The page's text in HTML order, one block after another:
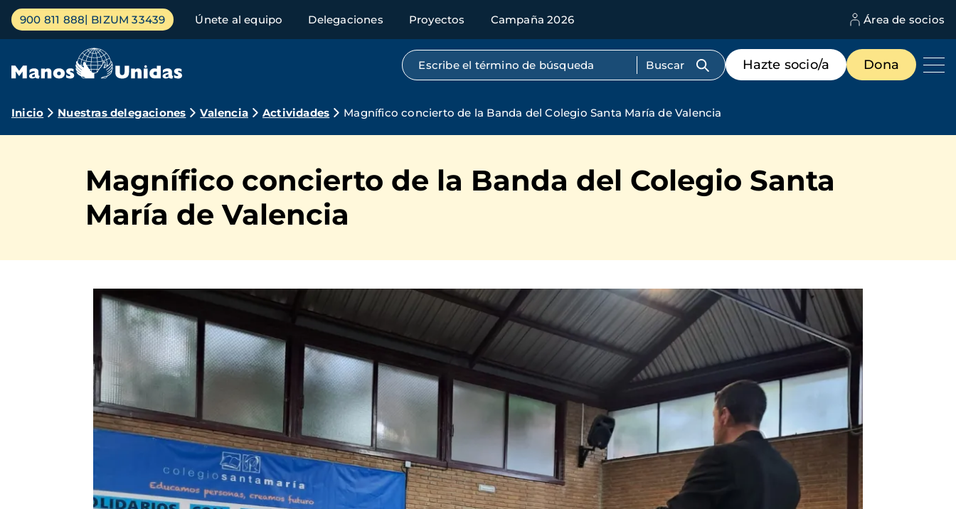
Pasar
contenido
Menú
principal
900 811 888 BIZUM 33439 Únete al equipo Delegaciones Proyectos Campaña 2026 Área de socios
Búsqueda por texto completo
Menú
de
destacados
Hazte socio/a Dona
Ruta
navegación
Inicio Nuestras delegaciones Valencia Actividades Magnífico concierto de la Banda del Colegio Santa María de Valencia
Magnífico concierto de la Banda del Colegio Santa
María de Valencia